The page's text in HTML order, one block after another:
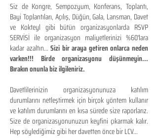
Siz de Kongre, Sempozyum, Konferans, Toplantı,
Bayi Toplantıları, Açılış, Düğün, Gala, Lansman, Davet
ve Kokteyl gibi bütün organizasyonlarda RSVP
SERVİSİ ile organizasyon maliyetlerinizi %60'lara
kadar azaltın...Sizi bir araya getiren onlarca neden
varken!!! Birde organizasyonu düşünmeyin...
Bırakın onunla biz ilgileniriz.
Davetlilerinizin organizasyonunuza katılım
durumlarını netleştirmek için birçok yöntem kullanır
ve katılım durumlarını en kısa sürede size raporlarız.
Size de organizasyonunuzun keyfini çıkarmak kalır.
Hep söylediğimiz gibi her davetten önce bir LCV...